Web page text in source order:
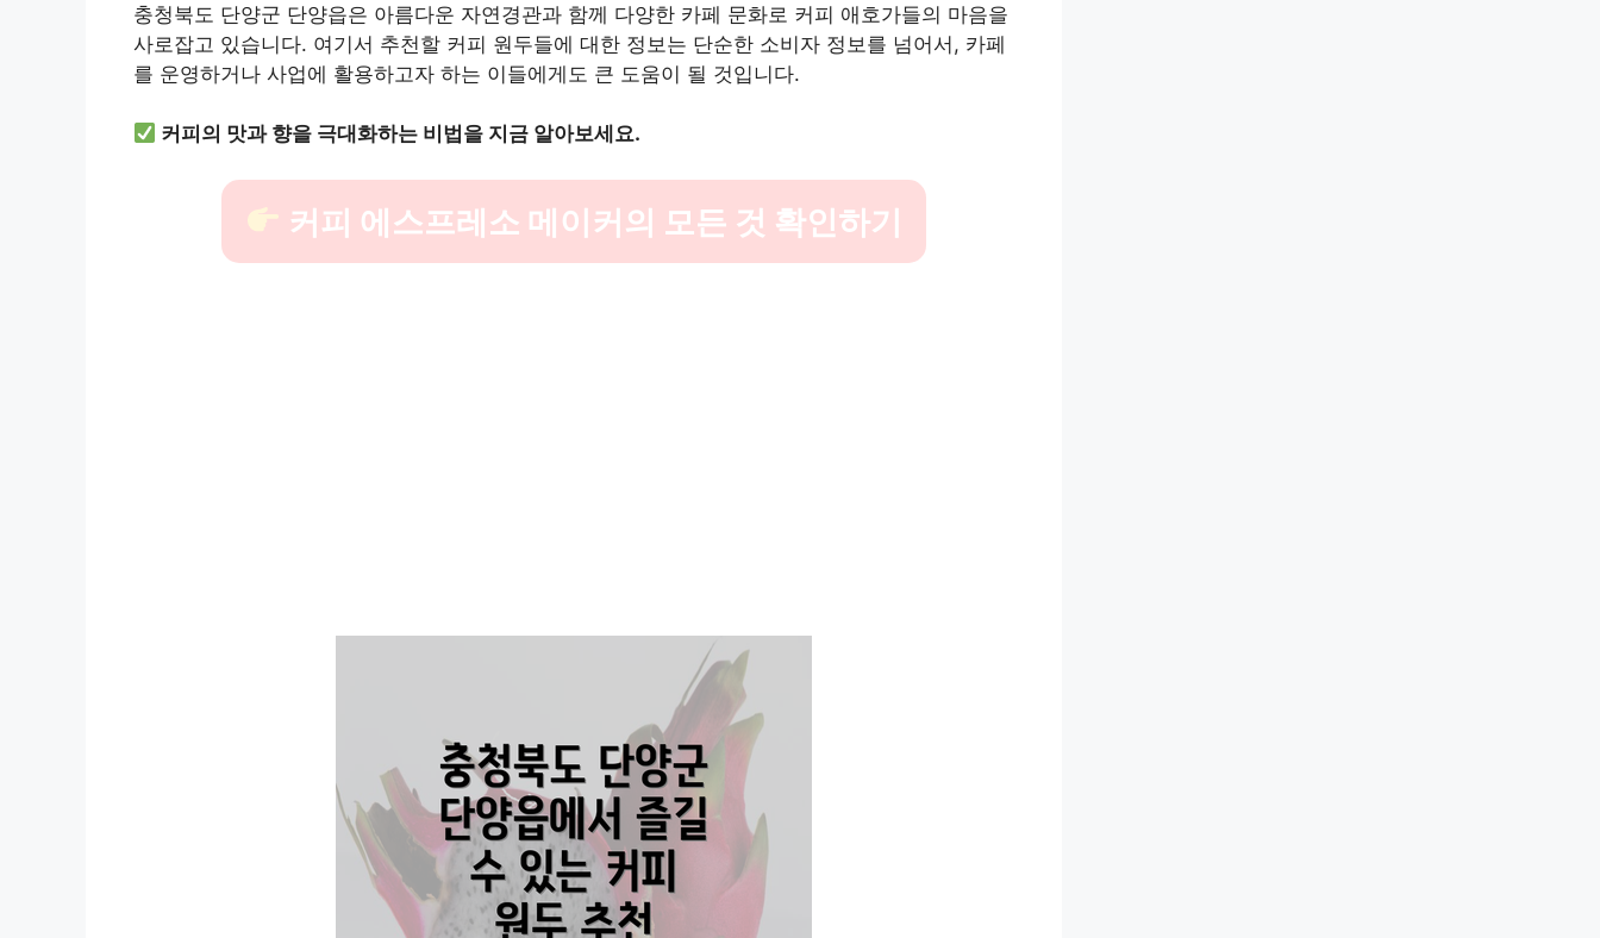
충청북도 단양군 단양읍은 아름다운 자연경관과 함께 다양한 카페 문화로 커피 애호가들의 마음을
사로잡고 있습니다. 여기서 추천할 커피 원두들에 대한 정보는 단순한 소비자 정보를 넘어서, 카페
를 운영하거나 사업에 활용하고자 하는 이들에게도 큰 도움이 될 것입니다.
커피의 맛과 향을 극대화하는 비법을 지금 알아보세요.
커피 에스프레소 메이커의 모든 것 확인하기